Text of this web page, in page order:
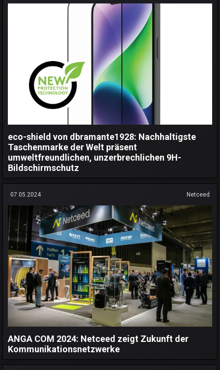
eco-shield von dbramante1928: Nachhaltigste
Taschenmarke der Welt präsent
umweltfreundlichen, unzerbrechlichen 9H-
Bildschirmschutz
07.05.2024 Netceed
ANGA COM 2024: Netceed zeigt Zukunft der
Kommunikationsnetzwerke